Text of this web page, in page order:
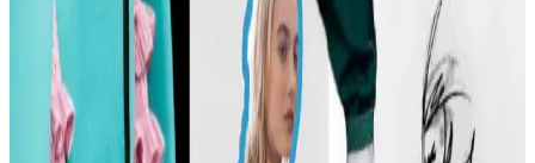
Carolyn Bessette Kennedy Stili ve 90'lar
Minimalizminin Günümüzdeki Yansımaları
Carolyn Bessette Kennedy'nin 90'lar minimalizmini yansıtan stili,
fiziksel özelliklere dayalı popülerliği ve aşırı yüceltilmesiyle
tartışılıyor. Günümüzde moda daha fazla bireysellik ve çeşitlilik
arıyor.